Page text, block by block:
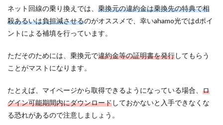
ネット回線の乗り換えでは、 乗換元の違約金は乗換先の特典で相
殺あるいは負担減させるのがオススメで、幸いahamo光ではdポイ
ントによる補填を行っています。
ただそのためには、乗換元で違約金等の証明書を発行してもらう
ことがマストになります。
たとえば、マイページから取得できるようになっている場合、 ロ
グイン可能期間内にダウンロードしておかないと入手できなくな
る恐れがあるので注意しましょう。